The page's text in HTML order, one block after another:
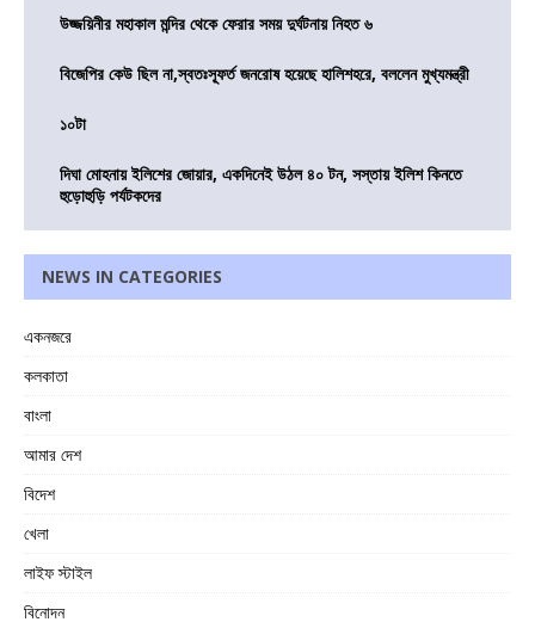
উজ্জয়িনীর মহাকাল মন্দির থেকে ফেরার সময় দুর্ঘটনায় নিহত ৬
বিজেপির কেউ ছিল না,স্বতঃস্ফূর্ত জনরোষ হয়েছে হালিশহরে, বললেন মুখ্যমন্ত্রী
১০টা
দিঘা মোহনায় ইলিশের জোয়ার, একদিনেই উঠল ৪০ টন, সস্তায় ইলিশ কিনতে
হুড়োহুড়ি পর্যটকদের
NEWS IN CATEGORIES
একনজরে
কলকাতা
বাংলা
আমার দেশ
বিদেশ
খেলা
লাইফ স্টাইল
বিনোদন